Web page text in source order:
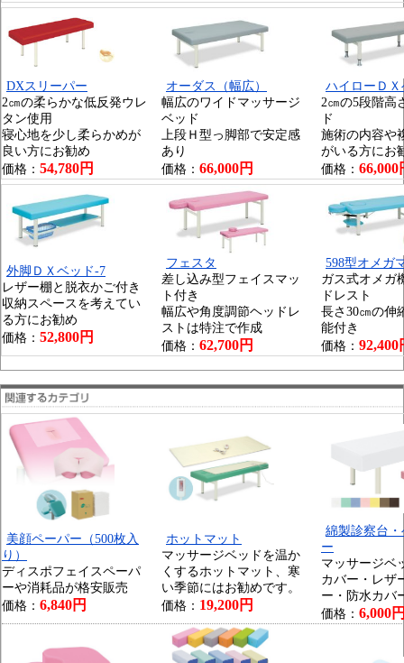
DXスリーパー
2㎝の柔らかな低反発ウレ
タン使用
寝心地を少し柔らかめが
良い方にお勧め
価格： 54,780円
オーダス（幅広）
幅広のワイドマッサージ
ベッド
上段Ｈ型っ脚部で安定感
あり
価格： 66,000円
ハイローＤ
2㎝の5段階高
ド
施術の内容や
がいる方にお
価格： 66,000
外脚ＤＸベッド-7
レザー棚と脱衣かご付き
収納スペースを考えてい
る方にお勧め
価格： 52,800円
フェスタ
差し込み型フェイスマッ
ト付き
幅広や角度調節ヘッドレ
ストは特注で作成
価格： 62,700円
598型オメガ
ガス式オメガ
ドレスト
長さ30㎝の伸
能付き
価格： 92,400
美顔ペーパー（500枚入
り）
ディスポフェイスペーパ
ーや消耗品が格安販売
価格： 6,840円
ホットマット
マッサージベッドを温か
くするホットマット、寒
い季節にはお勧めです。
価格： 19,200円
綿製診察台
ー
マッサージベ
カバー・レザ
ー・防水カバ
価格： 6,000